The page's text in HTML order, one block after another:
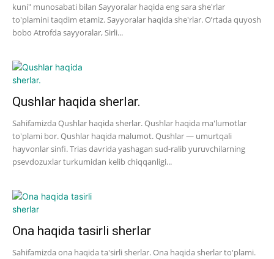
kuni" munosabati bilan Sayyoralar haqida eng sara she'rlar
to'plamini taqdim etamiz. Sayyoralar haqida she'rlar. O’rtada quyosh
bobo Atrofda sayyoralar, Sirli...
Qushlar haqida sherlar.
Sahifamizda Qushlar haqida sherlar. Qushlar haqida ma'lumotlar
to'plami bor. Qushlar haqida malumot. Qushlar — umurtqali
hayvonlar sinfi. Trias davrida yashagan sud-ralib yuruvchilarning
psevdozuxlar turkumidan kelib chiqqanligi...
Ona haqida tasirli sherlar
Sahifamizda ona haqida ta'sirli sherlar. Ona haqida sherlar to'plami.